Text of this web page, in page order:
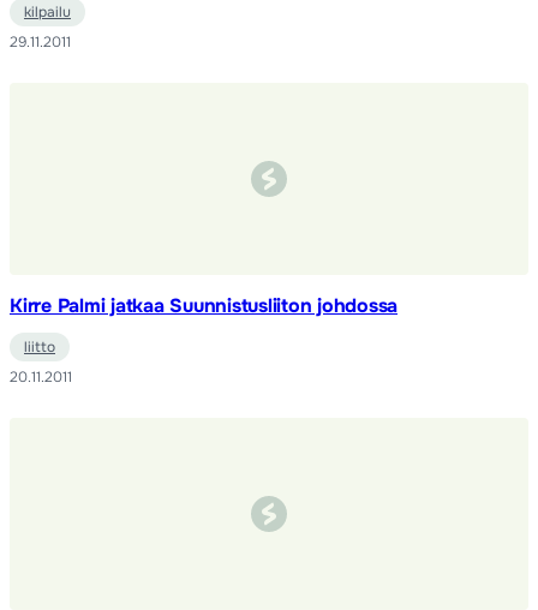
kilpailu
29.11.2011
Kirre Palmi jatkaa Suunnistusliiton johdossa
liitto
20.11.2011